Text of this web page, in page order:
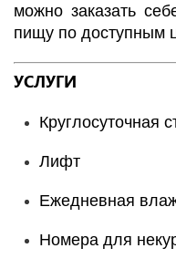
можно заказать
пищу по доступным
УСЛУГИ
Круглосуточная
Лифт
Ежедневная
Номера для